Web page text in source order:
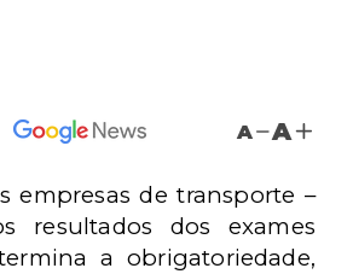
A A
empresas de transporte –
resultados dos exames
a obrigatoriedade,